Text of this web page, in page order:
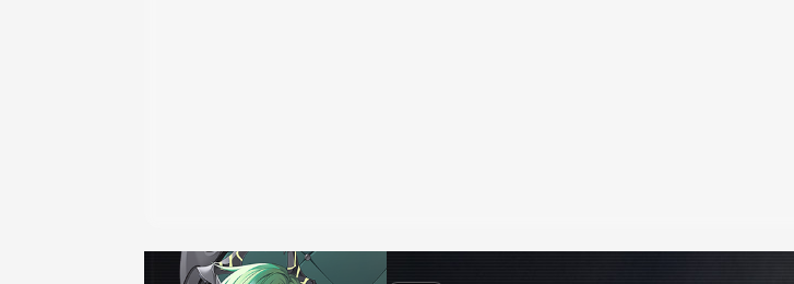
Eternal Return Profile for 테오도르장인